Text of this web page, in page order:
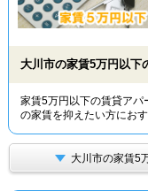
大川市の家賃5万円以下
家賃5万円以下の賃貸アパ
の家賃を抑えたい方におす
大川市の家賃5